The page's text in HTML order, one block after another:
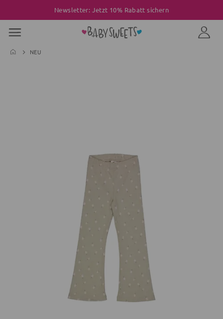
Newsletter: Jetzt 10% Rabatt sichern
NEU